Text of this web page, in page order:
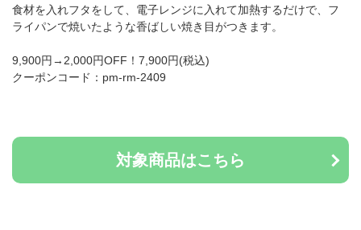
食材を入れフタをして、電子レンジに入れて加熱するだけで、フ
ライパンで焼いたような香ばしい焼き目がつきます。
9,900円→2,000円OFF！7,900円(税込)
クーポンコード：pm-rm-2409
対象商品はこちら